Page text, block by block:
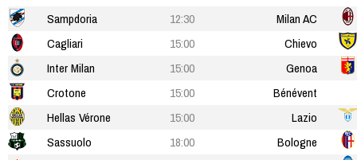
Sampdoria
12:30
Milan AC
Cagliari
15:00
Chievo
Inter Milan
15:00
Genoa
Crotone
15:00
Bénévent
Hellas Vérone
15:00
Lazio
Sassuolo
18:00
Bologne